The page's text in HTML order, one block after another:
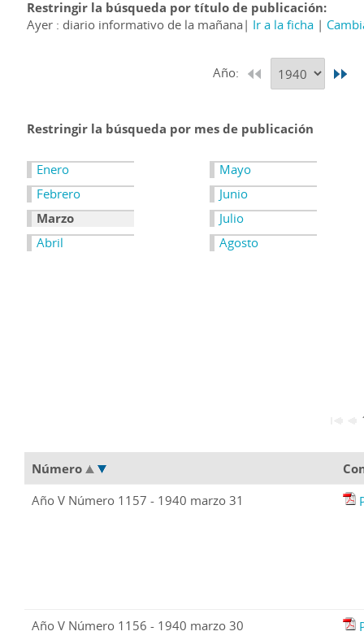
Restringir la búsqueda por título de publicación
Ayer : diario informativo de la mañana
Ir a la ficha
Año:
Restringir la búsqueda por mes de publicación
Enero
Febrero
Marzo
Abril
Mayo
Junio
Julio
Agosto
Número
Año V Número 1157 - 1940 marzo 31
Año V Número 1156 - 1940 marzo 30